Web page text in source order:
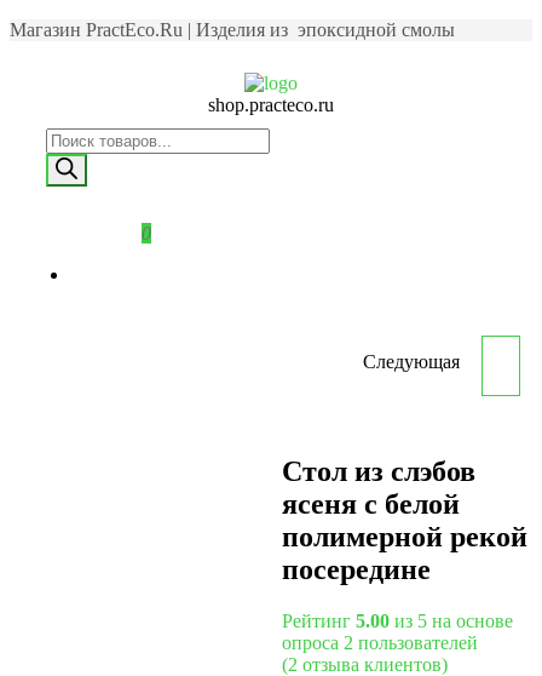
Магазин PractEco.Ru | Изделия из эпоксидной смолы
shop.practeco.ru
0
СТОЛ ИЗ ЯСЕНЯ С
ЭПОКСИДНОЙ РЕКОЙ
Следующая
Стол из слэбов
ясеня с белой
полимерной рекой
посередине
Рейтинг 5.00из 5 на основе
опроса 2 пользователей
(2 отзыва клиентов)